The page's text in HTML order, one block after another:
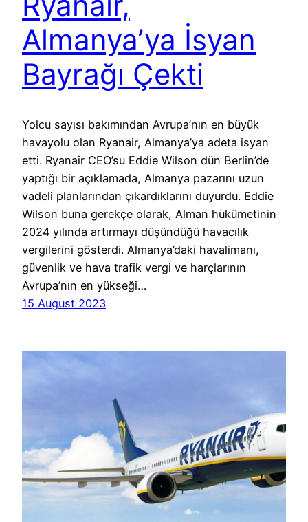
Almanya’ya İsyan
Bayrağı Çekti
Yolcu sayısı bakımından Avrupa’nın en büyük
havayolu olan Ryanair, Almanya’ya adeta isyan
etti. Ryanair CEO’su Eddie Wilson dün Berlin’de
yaptığı bir açıklamada, Almanya pazarını uzun
vadeli planlarından çıkardıklarını duyurdu. Eddie
Wilson buna gerekçe olarak, Alman hükümetinin
2024 yılında artırmayı düşündüğü havacılık
vergilerini gösterdi. Almanya’daki havalimanı,
güvenlik ve hava trafik vergi ve harçlarının
Avrupa’nın en yükseği…
15 August 2023